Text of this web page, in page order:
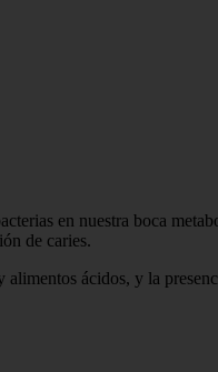
en nuestra boca
de caries.
ácidos, y la